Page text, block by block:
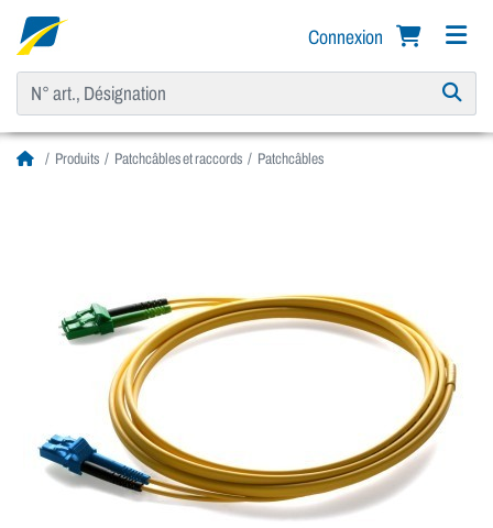
Connexion
Produits Patchcâbles et raccords Patchcâbles